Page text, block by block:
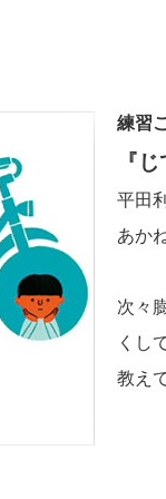
練習
『
平田
あか
次々
くし
教え